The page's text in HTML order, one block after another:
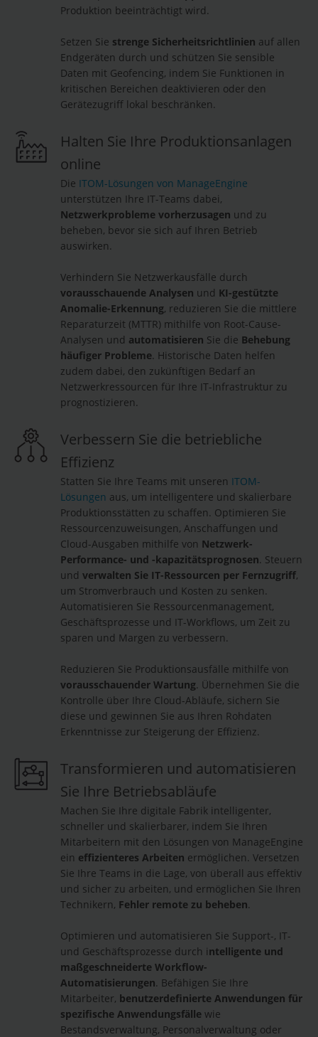
Produktion beeinträchtigt wird.
Setzen Sie strenge Sicherheitsrichtlinien auf allen
Endgeräten durch und schützen Sie sensible
Daten mit Geofencing, indem Sie Funktionen in
kritischen Bereichen deaktivieren oder den
Gerätezugriff lokal beschränken.
Halten Sie Ihre Produktionsanlagen
online
Die ITOM-Lösungen von ManageEngine
unterstützen Ihre IT-Teams dabei,
Netzwerkprobleme vorherzusagen und zu
beheben, bevor sie sich auf Ihren Betrieb
auswirken.
Verhindern Sie Netzwerkausfälle durch
vorausschauende Analysen und KI-gestützte
Anomalie-Erkennung, reduzieren Sie die mittlere
Reparaturzeit (MTTR) mithilfe von Root-Cause-
Analysen und automatisieren Sie die Behebung
häufiger Probleme. Historische Daten helfen
zudem dabei, den zukünftigen Bedarf an
Netzwerkressourcen für Ihre IT-Infrastruktur zu
prognostizieren.
Verbessern Sie die betriebliche
Effizienz
Statten Sie Ihre Teams mit unseren ITOM-
Lösungen aus, um intelligentere und skalierbare
Produktionsstätten zu schaffen. Optimieren Sie
Ressourcenzuweisungen, Anschaffungen und
Cloud-Ausgaben mithilfe von Netzwerk-
Performance- und -kapazitätsprognosen. Steuern
und verwalten Sie IT-Ressourcen per Fernzugriff,
um Stromverbrauch und Kosten zu senken.
Automatisieren Sie Ressourcenmanagement,
Geschäftsprozesse und IT-Workflows, um Zeit zu
sparen und Margen zu verbessern.
Reduzieren Sie Produktionsausfälle mithilfe von
vorausschauender Wartung. Übernehmen Sie die
Kontrolle über Ihre Cloud-Abläufe, sichern Sie
diese und gewinnen Sie aus Ihren Rohdaten
Erkenntnisse zur Steigerung der Effizienz.
Transformieren und automatisieren
Sie Ihre Betriebsabläufe
Machen Sie Ihre digitale Fabrik intelligenter,
schneller und skalierbarer, indem Sie Ihren
Mitarbeitern mit den Lösungen von ManageEngine
ein effizienteres Arbeiten ermöglichen. Versetzen
Sie Ihre Teams in die Lage, von überall aus effektiv
und sicher zu arbeiten, und ermöglichen Sie Ihren
Technikern, Fehler remote zu beheben.
Optimieren und automatisieren Sie Support-, IT-
und Geschäftsprozesse durch intelligente und
maßgeschneiderte Workflow-
Automatisierungen. Befähigen Sie Ihre
Mitarbeiter, benutzerdefinierte Anwendungen für
spezifische Anwendungsfälle wie
Bestandsverwaltung, Personalverwaltung oder